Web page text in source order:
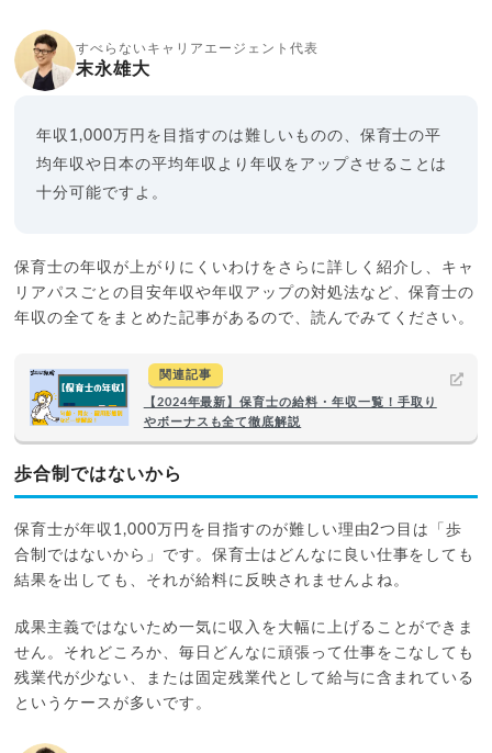
すべらないキャリアエージェント代表
末永雄大
年収1,000万円を目指すのは難しいものの、保育士の平
均年収や日本の平均年収より年収をアップさせることは
十分可能ですよ。
保育士の年収が上がりにくいわけをさらに詳しく紹介し、キャ
リアパスごとの目安年収や年収アップの対処法など、保育士の
年収の全てをまとめた記事があるので、読んでみてください。
関連記事
【2024年最新】保育士の給料・年収一覧！手取り
やボーナスも全て徹底解説
歩合制ではないから
保育士が年収1,000万円を目指すのが難しい理由2つ目は「歩
合制ではないから」です。保育士はどんなに良い仕事をしても
結果を出しても、それが給料に反映されませんよね。
成果主義ではないため一気に収入を大幅に上げることができま
せん。それどころか、毎日どんなに頑張って仕事をこなしても
残業代が少ない、または固定残業代として給与に含まれている
というケースが多いです。